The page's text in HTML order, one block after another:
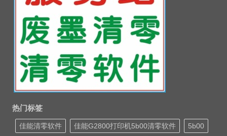
热门标签
佳能清零软件 佳能G2800打印机5b00清零软件 5b00